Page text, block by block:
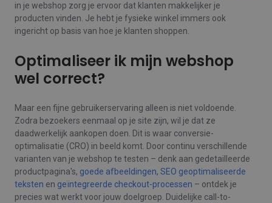
in je webshop zorg je ervoor dat klanten makkelijker je
producten vinden. Je hebt je fysieke winkel immers ook
ingericht op basis van hoe je klanten shoppen.
Optimaliseer ik mijn webshop
wel correct?
Maar een fijne gebruikerservaring alleen is niet voldoende.
Zodra bezoekers eenmaal op je site zijn, wil je dat ze
daadwerkelijk aankopen doen. Dit is waar conversie-
optimalisatie (CRO) in beeld komt. Door continu verschillende
varianten van je webshop te testen – denk aan gedetailleerde
productpagina's, goede afbeeldingen, SEO geoptimaliseerde
teksten en geïntegreerde checkout-processen – ontdek je
precies wat werkt voor jouw doelgroep. Duidelijke call-to-